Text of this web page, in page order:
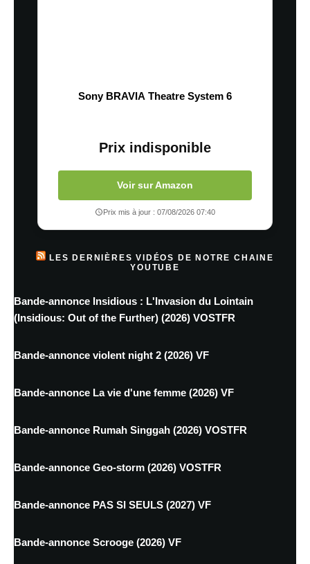
Sony BRAVIA Theatre System 6
Prix indisponible
Voir sur Amazon
Prix mis à jour : 07/08/2026 07:40
LES DERNIÈRES VIDÉOS DE NOTRE CHAINE
YOUTUBE
Bande-annonce Insidious : L'Invasion du Lointain
(Insidious: Out of the Further) (2026) VOSTFR
Bande-annonce violent night 2 (2026) VF
Bande-annonce La vie d'une femme (2026) VF
Bande-annonce Rumah Singgah (2026) VOSTFR
Bande-annonce Geo-storm (2026) VOSTFR
Bande-annonce PAS SI SEULS (2027) VF
Bande-annonce Scrooge (2026) VF